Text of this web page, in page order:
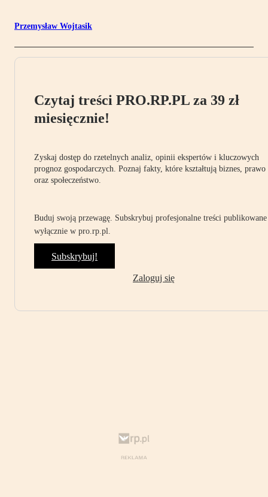
Przemysław Wojtasik
Czytaj treści PRO.RP.PL za 39 zł
miesięcznie!
Zyskaj dostęp do rzetelnych analiz, opinii ekspertów i kluczowych
prognoz gospodarczych. Poznaj fakty, które kształtują biznes, prawo
oraz społeczeństwo.
Buduj swoją przewagę. Subskrybuj profesjonalne treści publikowane
wyłącznie w pro.rp.pl.
Subskrybuj!
Zaloguj się